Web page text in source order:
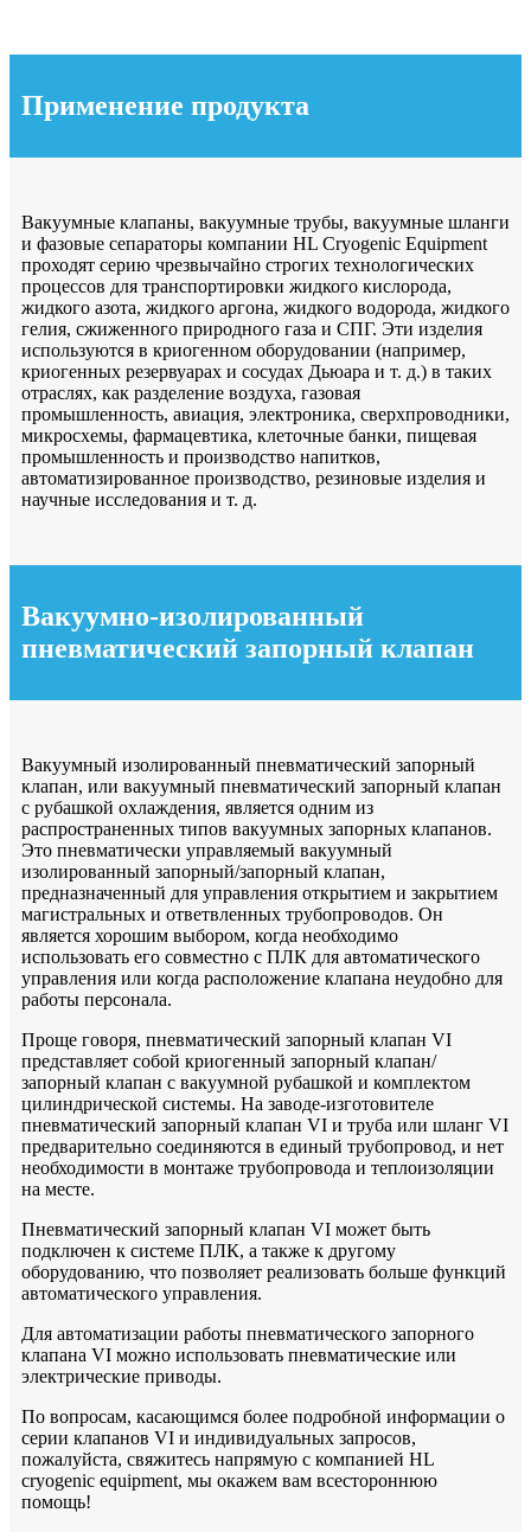
Применение продукта
Вакуумные клапаны, вакуумные трубы, вакуумные шланги
и фазовые сепараторы компании HL Cryogenic Equipment
проходят серию чрезвычайно строгих технологических
процессов для транспортировки жидкого кислорода,
жидкого азота, жидкого аргона, жидкого водорода, жидкого
гелия, сжиженного природного газа и СПГ. Эти изделия
используются в криогенном оборудовании (например,
криогенных резервуарах и сосудах Дьюара и т. д.) в таких
отраслях, как разделение воздуха, газовая
промышленность, авиация, электроника, сверхпроводники,
микросхемы, фармацевтика, клеточные банки, пищевая
промышленность и производство напитков,
автоматизированное производство, резиновые изделия и
научные исследования и т. д.
Вакуумно-изолированный
пневматический запорный клапан
Вакуумный изолированный пневматический запорный
клапан, или вакуумный пневматический запорный клапан
с рубашкой охлаждения, является одним из
распространенных типов вакуумных запорных клапанов.
Это пневматически управляемый вакуумный
изолированный запорный/запорный клапан,
предназначенный для управления открытием и закрытием
магистральных и ответвленных трубопроводов. Он
является хорошим выбором, когда необходимо
использовать его совместно с ПЛК для автоматического
управления или когда расположение клапана неудобно для
работы персонала.
Проще говоря, пневматический запорный клапан VI
представляет собой криогенный запорный клапан/
запорный клапан с вакуумной рубашкой и комплектом
цилиндрической системы. На заводе-изготовителе
пневматический запорный клапан VI и труба или шланг VI
предварительно соединяются в единый трубопровод, и нет
необходимости в монтаже трубопровода и теплоизоляции
на месте.
Пневматический запорный клапан VI может быть
подключен к системе ПЛК, а также к другому
оборудованию, что позволяет реализовать больше функций
автоматического управления.
Для автоматизации работы пневматического запорного
клапана VI можно использовать пневматические или
электрические приводы.
По вопросам, касающимся более подробной информации о
серии клапанов VI и индивидуальных запросов,
пожалуйста, свяжитесь напрямую с компанией HL
cryogenic equipment, мы окажем вам всестороннюю
помощь!